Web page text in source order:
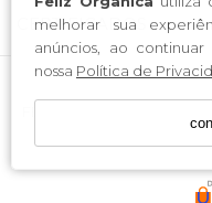
melhorar sua
anúncios, ao
nossa Política de
CERTIFICADOS